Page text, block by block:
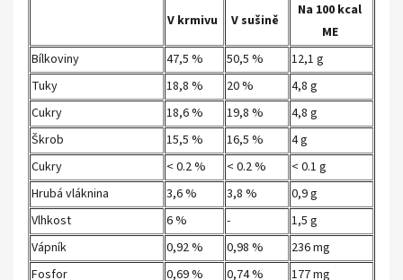
V krmivu V sušině
Na 100 kcal
ME
Bílkoviny
47,5 % 50,5 %
12,1 g
Tuky
18,8 % 20 %
4,8 g
Cukry
18,6 % 19,8 %
4,8 g
Škrob
15,5 % 16,5 %
4 g
Cukry
< 0.2 % < 0.2 %
< 0.1 g
Hrubá vláknina
3,6 % 3,8 %
0,9 g
Vlhkost
6 % -
1,5 g
Vápník
0,92 % 0,98 %
236 mg
Fosfor
0,69 % 0,74 % 177 mg